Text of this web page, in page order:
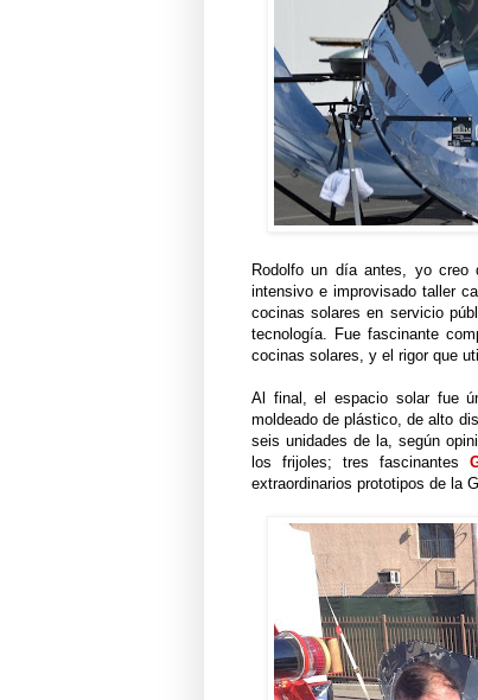
Rodolfo un día antes, yo
intensivo e improvisado taller
cocinas solares en servicio
tecnología. Fue fascinante
cocinas solares, y el rigor que
Al final, el espacio solar fue
moldeado de plástico, de alto
seis unidades de la, según
los frijoles; tres fascinantes
extraordinarios prototipos de la